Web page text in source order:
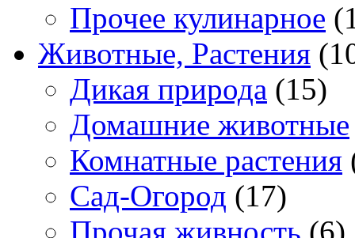
Прочее кулинарное
Животные, Растения
Дикая природа (15)
Домашние животные
Комнатные растения
Сад-Огород (17)